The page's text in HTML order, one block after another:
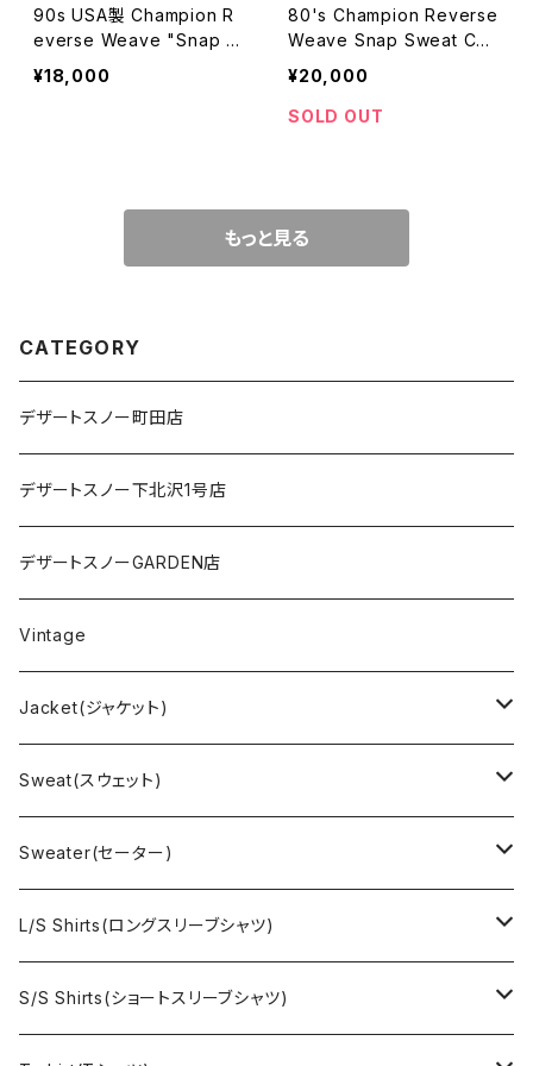
90s USA製 Champion R
everse Weave "Snap C
ardigan" size L
¥18,000
80's Champion Reverse
Weave Snap Sweat Car
digan USA MADE
¥20,000
SOLD OUT
もっと見る
CATEGORY
デザートスノー町田店
デザートスノー下北沢1号店
デザートスノーGARDEN店
Vintage
Jacket(ジャケット)
US Military(ユーエスミリタリー)
EURO Military(ユーロミリタリー）
Ralph Laurne(ラルフローレン)
Denim jacket(デニムジャケット)
Sweat(スウェット)
Champion(チャンピオン)
Reverse Weave(リバースウィーブ)
Sports sweat(スポーツ スウェット)
Sweater(セーター)
Ralph Lauren(ラルフローレン)
Brand(ブランド)
L/S Shirts(ロングスリーブシャツ)
Ralph Lauren(ラルフローレン)
S/S Shirts(ショートスリーブシャツ)